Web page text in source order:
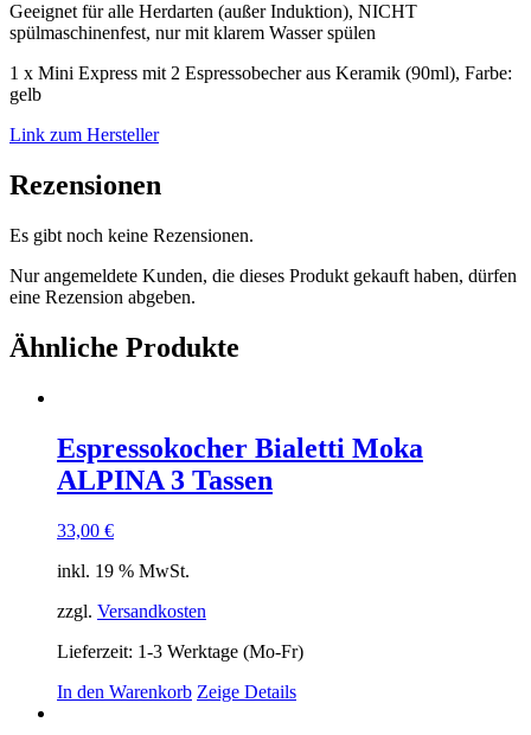
Geeignet für alle Herdarten (außer Induktion), NICHT
spülmaschinenfest, nur mit klarem Wasser spülen
1 x Mini Express mit 2 Espressobecher aus Keramik (90ml), Farbe:
gelb
Link zum Hersteller
Rezensionen
Es gibt noch keine Rezensionen.
Nur angemeldete Kunden, die dieses Produkt gekauft haben, dürfen
eine Rezension abgeben.
Ähnliche Produkte
Espressokocher Bialetti Moka
ALPINA 3 Tassen
33,00 €
inkl. 19 % MwSt.
zzgl. Versandkosten
Lieferzeit: 1-3 Werktage (Mo-Fr)
In den Warenkorb Zeige Details